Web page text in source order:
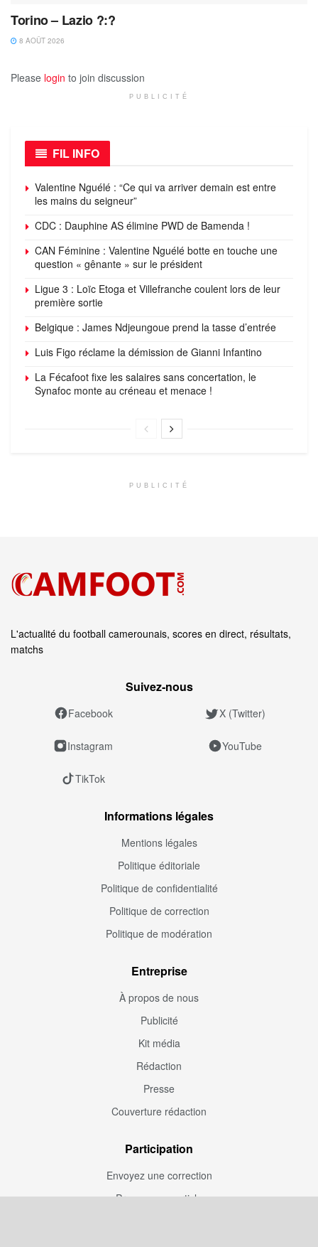
Torino – Lazio ?:?
8 AOÛT 2026
Please login to join discussion
PUBLICITÉ
FIL INFO
Valentine Nguélé : “Ce qui va arriver demain est entre
les mains du seigneur”
CDC : Dauphine AS élimine PWD de Bamenda !
CAN Féminine : Valentine Nguélé botte en touche une
question « gênante » sur le président
Ligue 3 : Loïc Etoga et Villefranche coulent lors de leur
première sortie
Belgique : James Ndjeungoue prend la tasse d’entrée
Luis Figo réclame la démission de Gianni Infantino
La Fécafoot fixe les salaires sans concertation, le
Synafoc monte au créneau et menace !
PUBLICITÉ
L'actualité du football camerounais, scores en direct, résultats,
matchs
Suivez‑nous
Facebook X (Twitter)
Instagram YouTube
TikTok
Informations légales
Mentions légales
Politique éditoriale
Politique de confidentialité
Politique de correction
Politique de modération
Entreprise
À propos de nous
Publicité
Kit média
Rédaction
Presse
Couverture rédaction
Participation
Envoyez une correction
Proposez un article